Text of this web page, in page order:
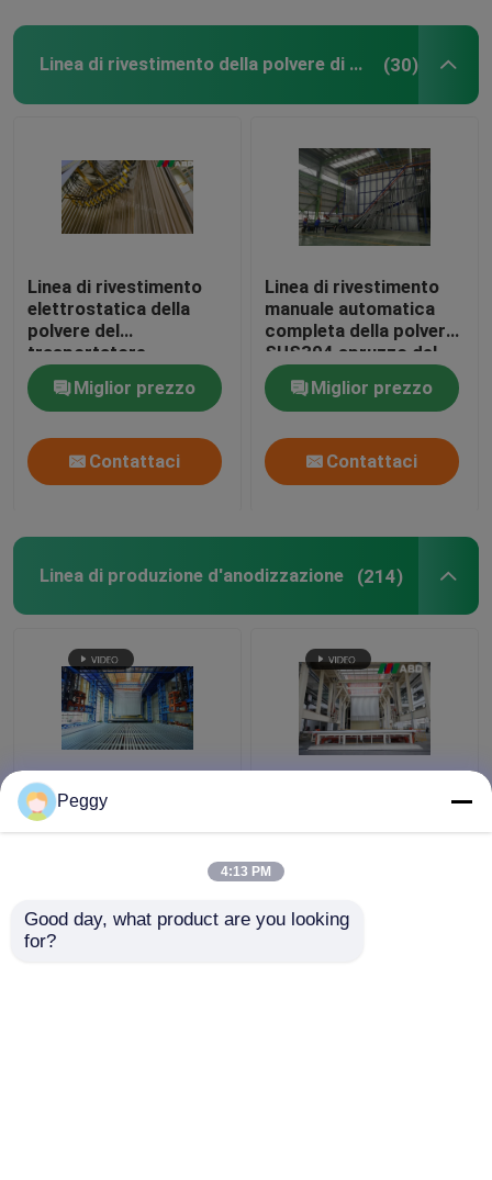
Linea di rivestimento della polvere di metallo (30)
Linea di rivestimento
elettrostatica della
polvere del
trasportatore
sopraelevato per il
profilo di alluminio
Miglior prezzo
Contattaci
Linea di rivestimento
manuale automatica
completa della polvere
SUS304 spruzzo del
rivestimento dei metalli
Miglior prezzo
Contattaci
Linea di produzione d'anodizzazione (214)
Linea di produzione e
sistema
verticali automatizzati
Capacità chiavi in mano
System grande
Peggy
4:13 PM
Good day, what product are you looking
for?